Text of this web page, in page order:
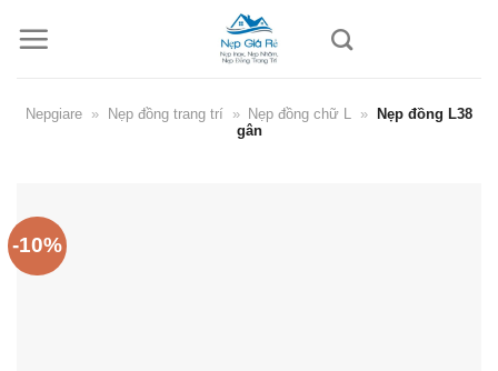
Nepgiare » Nẹp đồng trang trí » Nẹp đồng chữ L »
Nẹp đồng L38
gân
-10%